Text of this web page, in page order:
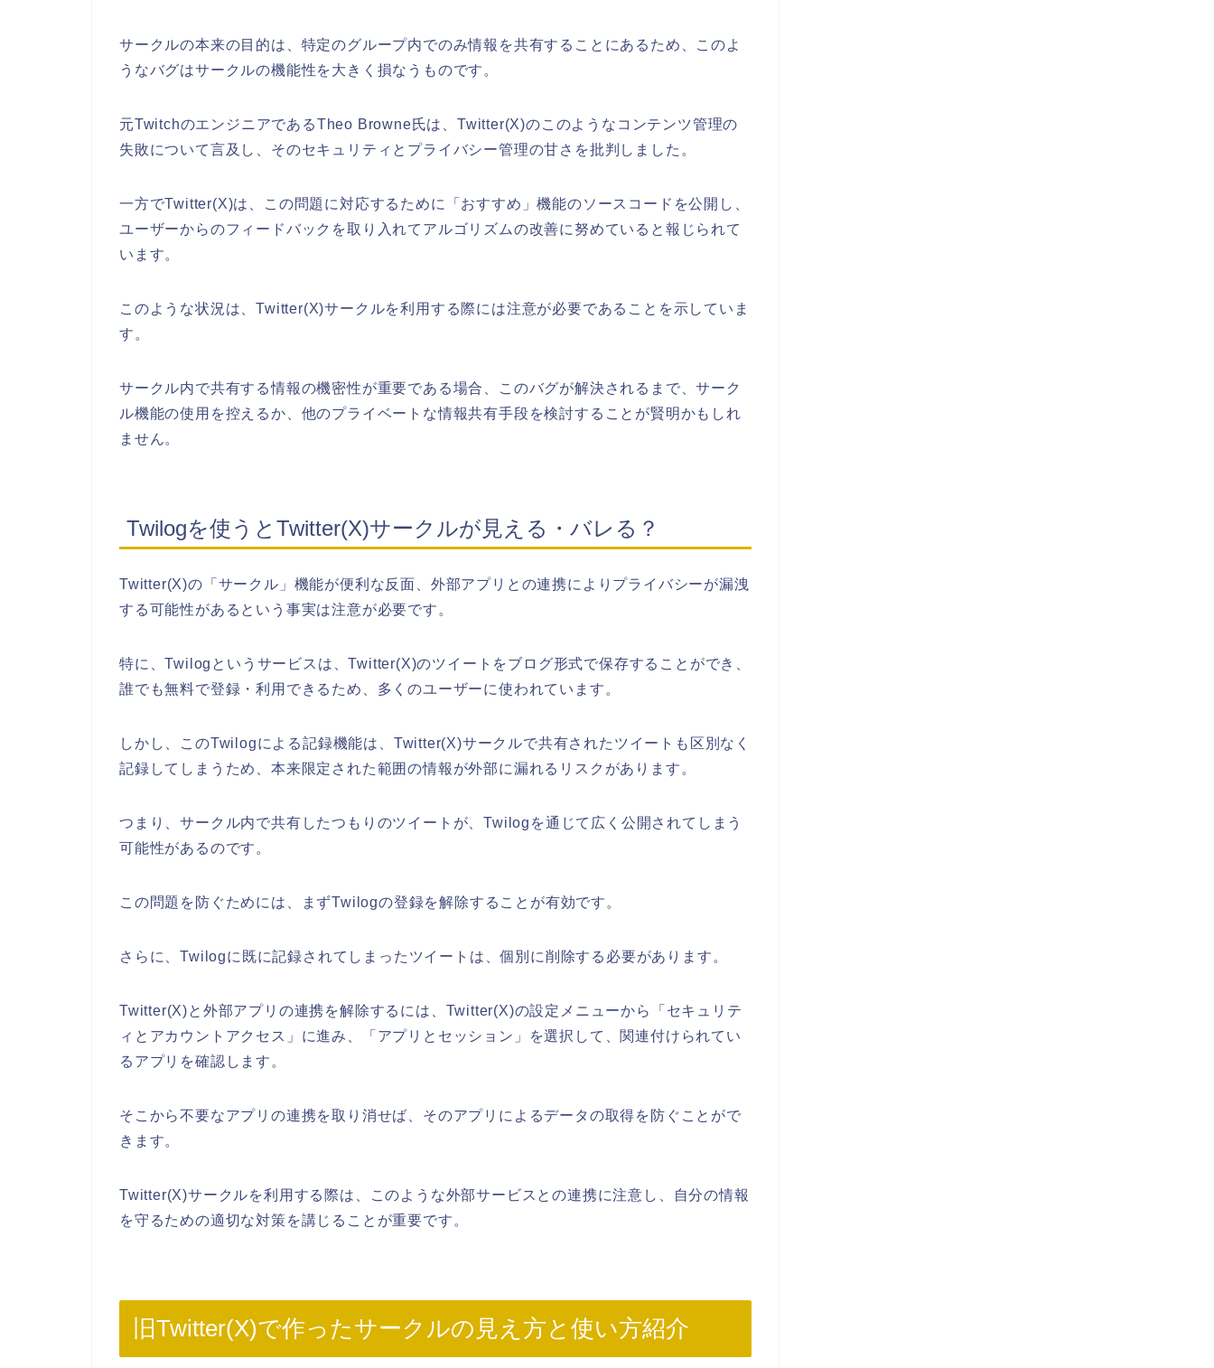
サークルの本来の目的は、特定のグループ内でのみ情報を共有することにあるため、このよ
うなバグはサークルの機能性を大きく損なうものです。
元TwitchのエンジニアであるTheo Browne氏は、Twitter(X)のこのようなコンテンツ管理の
失敗について言及し、そのセキュリティとプライバシー管理の甘さを批判しました。
一方でTwitter(X)は、この問題に対応するために「おすすめ」機能のソースコードを公開し、
ユーザーからのフィードバックを取り入れてアルゴリズムの改善に努めていると報じられて
います。
このような状況は、Twitter(X)サークルを利用する際には注意が必要であることを示していま
す。
サークル内で共有する情報の機密性が重要である場合、このバグが解決されるまで、サーク
ル機能の使用を控えるか、他のプライベートな情報共有手段を検討することが賢明かもしれ
ません。
Twilogを使うとTwitter(X)サークルが見える・バレる？
Twitter(X)の「サークル」機能が便利な反面、外部アプリとの連携によりプライバシーが漏洩
する可能性があるという事実は注意が必要です。
特に、Twilogというサービスは、Twitter(X)のツイートをブログ形式で保存することができ、
誰でも無料で登録・利用できるため、多くのユーザーに使われています。
しかし、このTwilogによる記録機能は、Twitter(X)サークルで共有されたツイートも区別なく
記録してしまうため、本来限定された範囲の情報が外部に漏れるリスクがあります。
つまり、サークル内で共有したつもりのツイートが、Twilogを通じて広く公開されてしまう
可能性があるのです。
この問題を防ぐためには、まずTwilogの登録を解除することが有効です。
さらに、Twilogに既に記録されてしまったツイートは、個別に削除する必要があります。
Twitter(X)と外部アプリの連携を解除するには、Twitter(X)の設定メニューから「セキュリテ
ィとアカウントアクセス」に進み、「アプリとセッション」を選択して、関連付けられてい
るアプリを確認します。
そこから不要なアプリの連携を取り消せば、そのアプリによるデータの取得を防ぐことがで
きます。
Twitter(X)サークルを利用する際は、このような外部サービスとの連携に注意し、自分の情報
を守るための適切な対策を講じることが重要です。
旧Twitter(X)で作ったサークルの見え方と使い方紹介